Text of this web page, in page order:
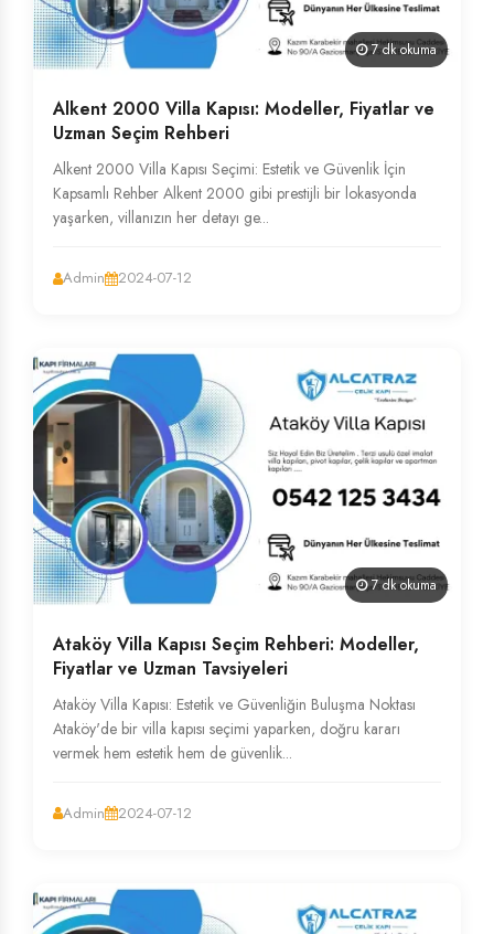
7 dk okuma
Alkent 2000 Villa Kapısı: Modeller, Fiyatlar ve
Uzman Seçim Rehberi
Alkent 2000 Villa Kapısı Seçimi: Estetik ve Güvenlik İçin
Kapsamlı Rehber Alkent 2000 gibi prestijli bir lokasyonda
yaşarken, villanızın her detayı ge...
Admin 2024-07-12
7 dk okuma
Ataköy Villa Kapısı Seçim Rehberi: Modeller,
Fiyatlar ve Uzman Tavsiyeleri
Ataköy Villa Kapısı: Estetik ve Güvenliğin Buluşma Noktası
Ataköy'de bir villa kapısı seçimi yaparken, doğru kararı
vermek hem estetik hem de güvenlik...
Admin 2024-07-12